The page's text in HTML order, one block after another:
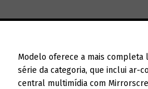
Modelo oferece a mais completa
série da categoria, que inclui ar-
central multimídia com